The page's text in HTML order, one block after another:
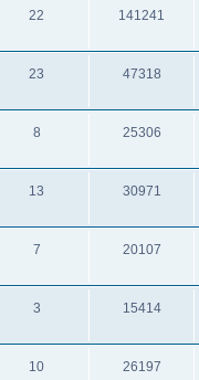
22 141241
23 47318
8 25306
13 30971
7 20107
3 15414
10 26197